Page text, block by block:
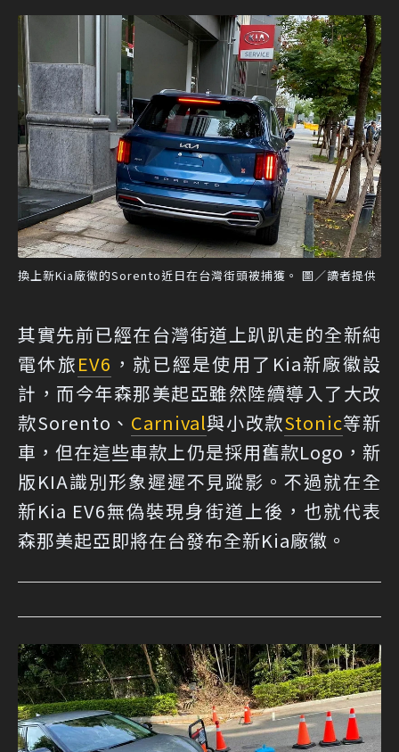
換上新Kia廠徽的Sorento近日在台灣街頭被捕獲。 圖／讀者提供
其實先前已經在台灣街道上趴趴走的全新純
電休旅EV6 ，就已經是使用了Kia新廠徽設
計，而今年森那美起亞雖然陸續導入了大改
款Sorento、 Carnival與小改款Stonic等新
車，但在這些車款上仍是採用舊款Logo，新
版KIA識別形象遲遲不見蹤影。不過就在全
新Kia EV6無偽裝現身街道上後，也就代表
森那美起亞即將在台發布全新Kia廠徽。